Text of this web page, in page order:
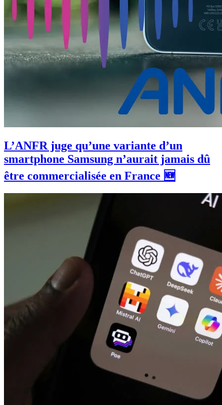
L’ANFR juge qu’une variante d’un
smartphone Samsung n’aurait jamais dû
être commercialisée en France 🆕